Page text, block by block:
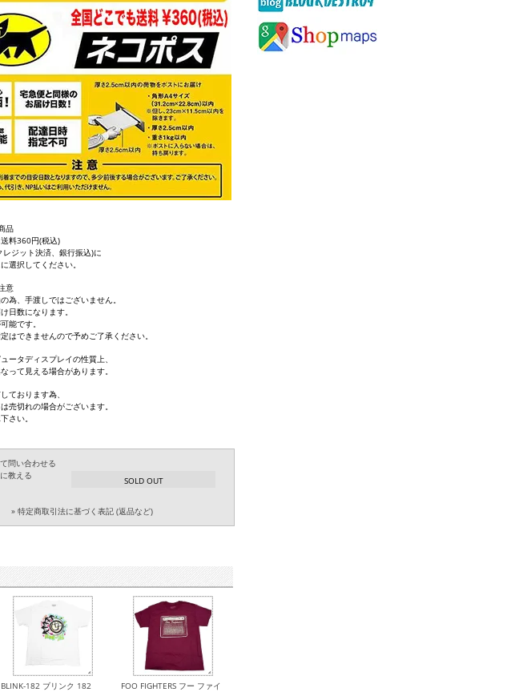
品
料360円(税込)
レジット決済、銀行振込)に
選択してください。
意
為、手渡しではございません。
日数になります。
能です。
はできませんので予めご了承ください。
ータディスプレイの性質上、
って見える場合があります。
ております為、
売切れの場合がございます。
さい。
問い合わせる
教える
SOLD OUT
» 特定商取引法に基づく表記 (返品など)
BLINK-182 ブリンク 182
FOO FIGHTERS フー ファイ